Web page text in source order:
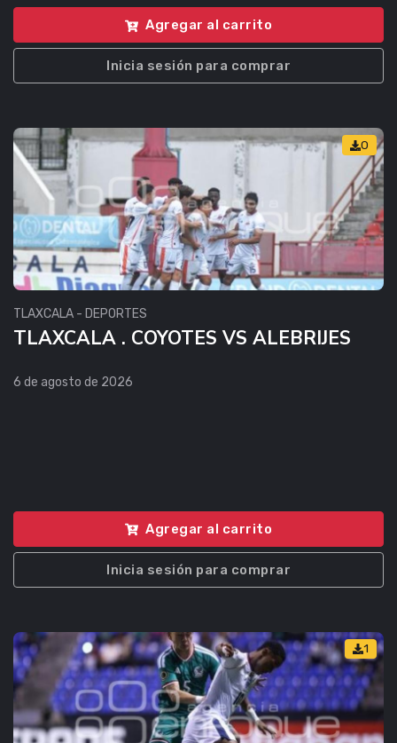
Agregar al carrito
Inicia sesión para comprar
0
TLAXCALA - DEPORTES
TLAXCALA . COYOTES VS ALEBRIJES
6 de agosto de 2026
Agregar al carrito
Inicia sesión para comprar
1